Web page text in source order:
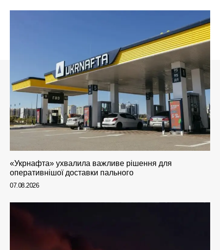
«Укрнафта» ухвалила важливе рішення для
оперативнішої доставки пального
07.08.2026